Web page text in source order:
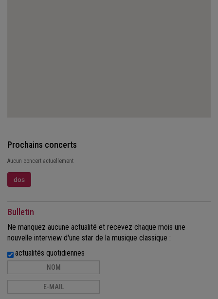
Prochains concerts
Aucun concert actuellement
Bulletin
Ne manquez aucune actualité et recevez chaque mois une
nouvelle interview d'une star de la musique classique :
actualités quotidiennes